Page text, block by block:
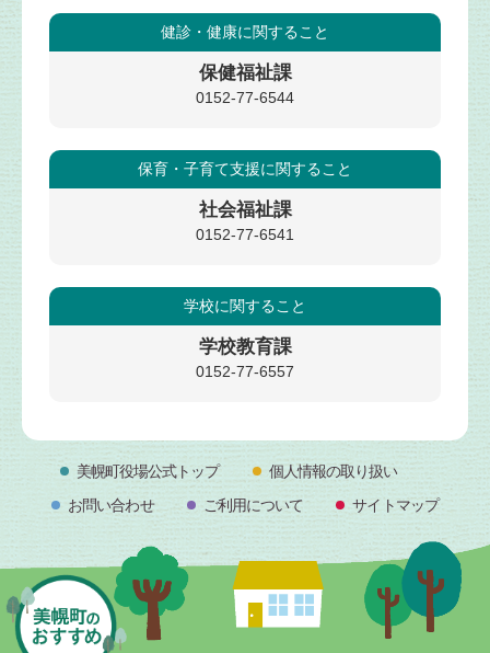
健診・健康に関すること
保健福祉課
0152-77-6544
保育・子育て支援に関すること
社会福祉課
0152-77-6541
学校に関すること
学校教育課
0152-77-6557
美幌町役場公式トップ
個人情報の取り扱い
お問い合わせ
ご利用について サイトマップ